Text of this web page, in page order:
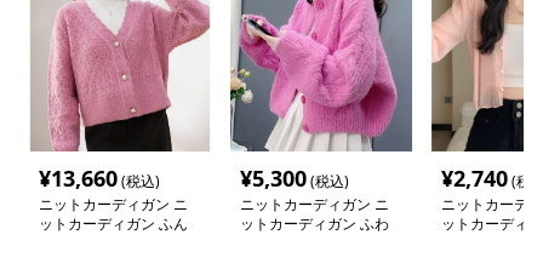
¥13,660(税込)
ニットカーディガン ニ
ットカーディガン ふん
¥5,300(税込)
ニットカーディガン ニ
ットカーディガン ふわ
¥2,740(税
ニットカーデ
ットカーディ